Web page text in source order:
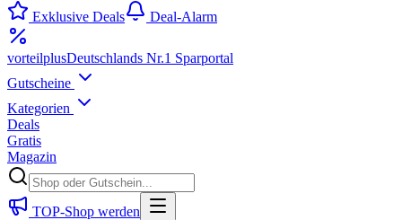
Exklusive Deals
Deal-Alarm
vorteilplusDeutschlands Nr.1 Sparportal
Gutscheine
Kategorien
Deals
Gratis
Magazin
TOP-Shop werden